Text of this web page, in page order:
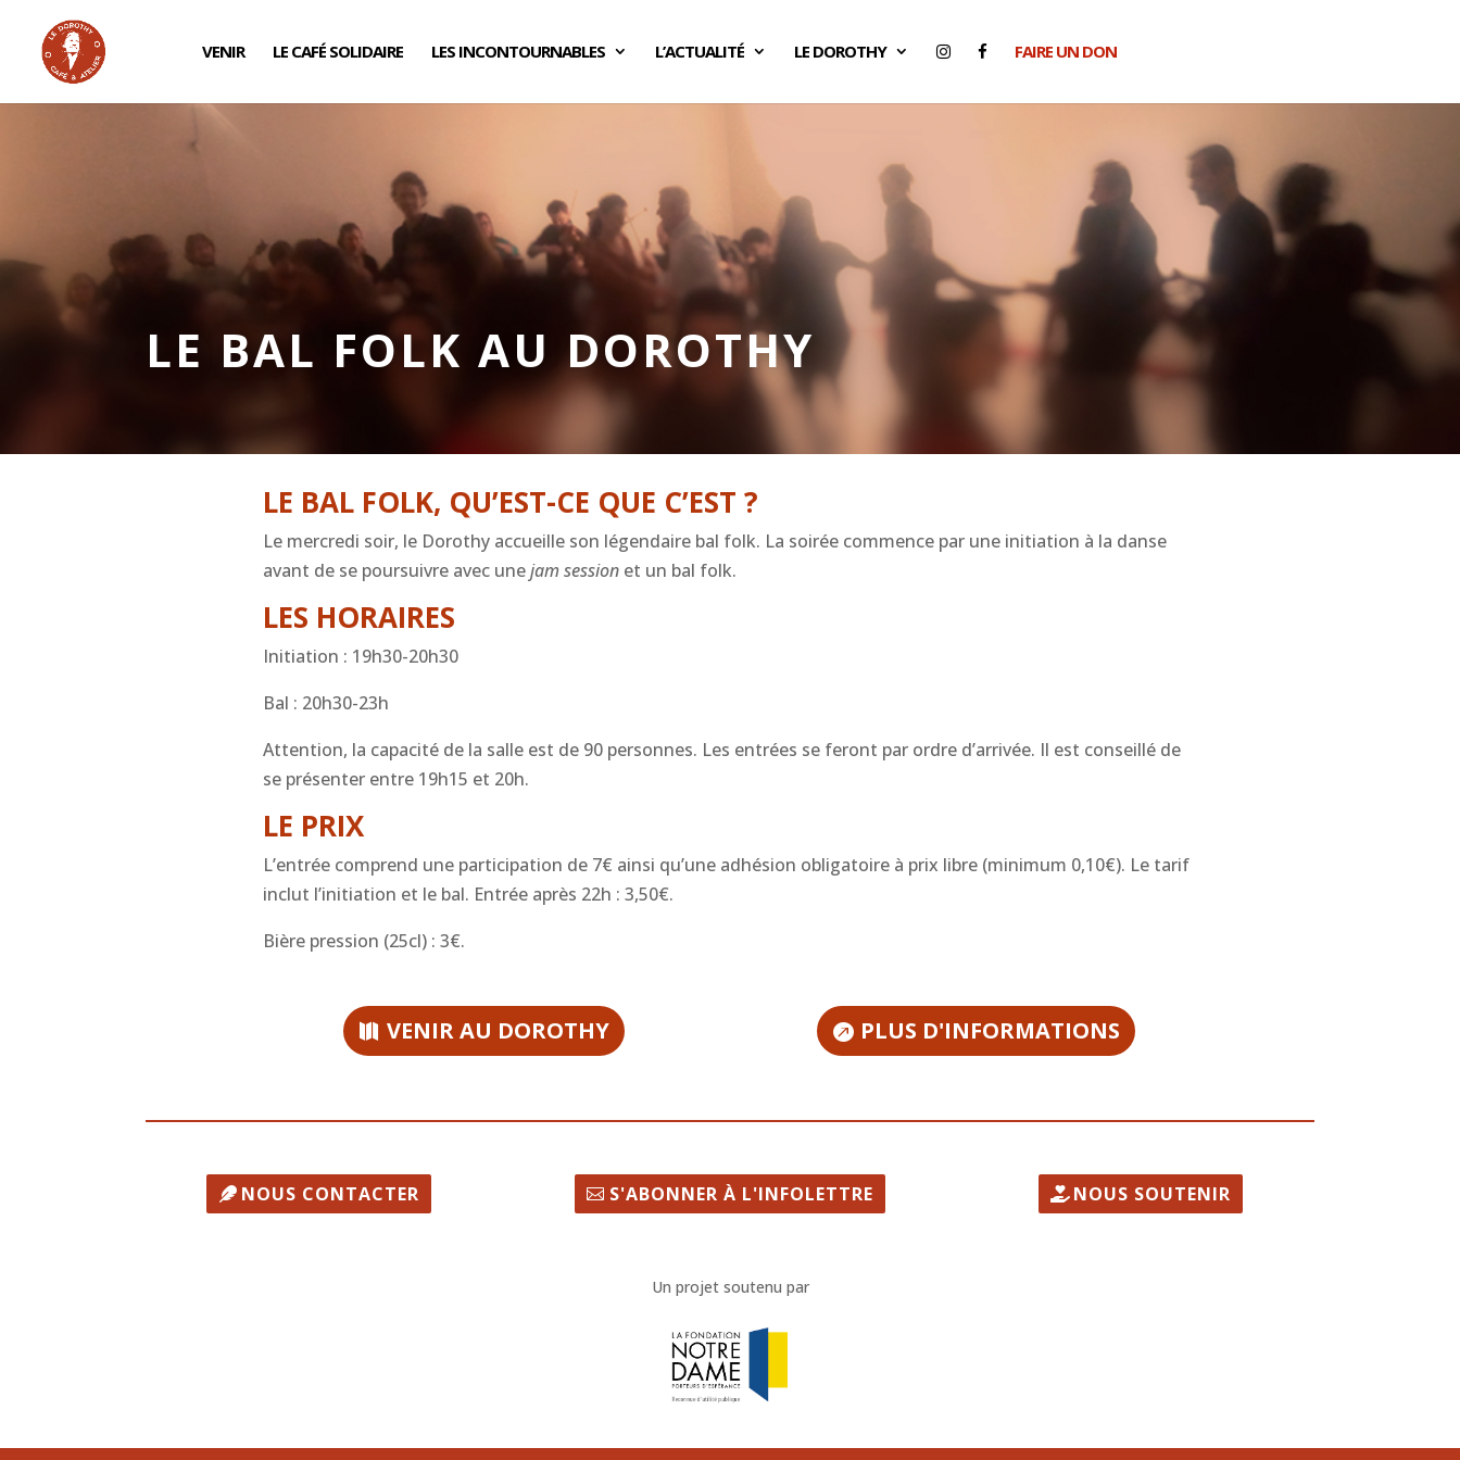
VENIR LE CAFÉ SOLIDAIRE LES INCONTOURNABLES L’ACTUALITÉ LE DOROTHY FAIRE UN DON
LE BAL FOLK AU DOROTHY
LE BAL FOLK, QU’EST-CE QUE C’EST ?
Le mercredi soir, le Dorothy accueille son légendaire bal folk. La soirée commence par une initiation à la danse
avant de se poursuivre avec unejam sessionet un bal folk.
LES HORAIRES
Initiation : 19h30-20h30
Bal : 20h30-23h
Attention, la capacité de la salle est de 90 personnes. Les entrées se feront par ordre d’arrivée. Il est conseillé de
se présenter entre 19h15 et 20h.
LE PRIX
L’entrée comprend une participation de 7€ ainsi qu’une adhésion obligatoire à prix libre (minimum 0,10€). Le tarif
inclut l’initiation et le bal. Entrée après 22h : 3,50€.
Bière pression (25cl) : 3€.
VENIR AU DOROTHY PLUS D'INFORMATIONS
NOUS CONTACTER S'ABONNER À L'INFOLETTRE NOUS SOUTENIR
Un projet soutenu par